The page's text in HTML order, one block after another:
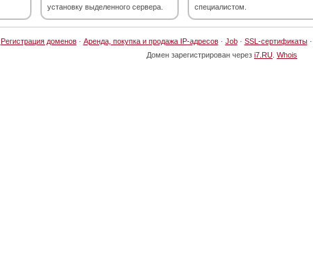
установку выделенного сервера.
специалистом.
Регистрация доменов· Аренда, покупка и продажа IP-адресов· Job· SSL-сертификаты·
Домен зарегистрирован через i7.RU Whois